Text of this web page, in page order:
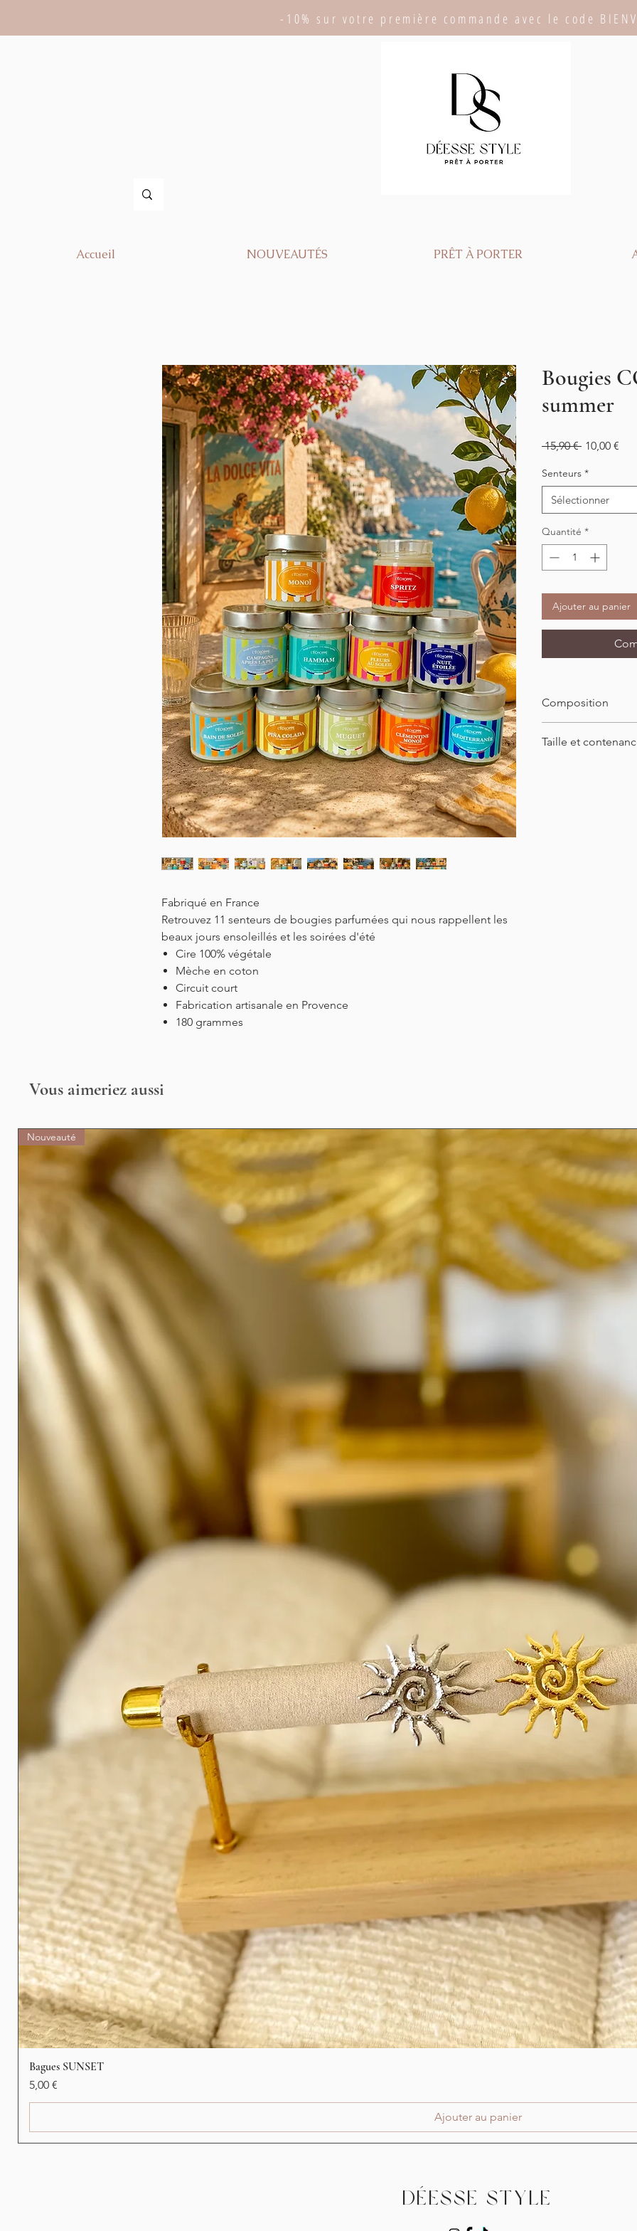
-10% sur votre première commande avec le code
Accueil NOUVEAUTÉS PRÊT À PORTER
Fabriqué en France
Retrouvez 11 senteurs de bougies parfumées qui nous rappellent les
beaux jours ensoleillés et les soirées d'été
Cire 100% végétale
Mèche en coton
Circuit court
Fabrication artisanale en Provence
180 grammes
Bougies
summer
15,90 € Prix
10,00 €
Senteurs *
Sélectionner
Quantité *
Ajouter au panier
Composition
Taille et
Vous aimeriez aussi
Nouveauté
Bagues SUNSET
Prix
5,00 €
Ajouter au panier
Déesse Style